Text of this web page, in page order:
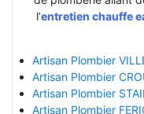
l’entretien chauffe
Artisan Plombier
Artisan Plombier
Artisan Plombier
Artisan Plombier